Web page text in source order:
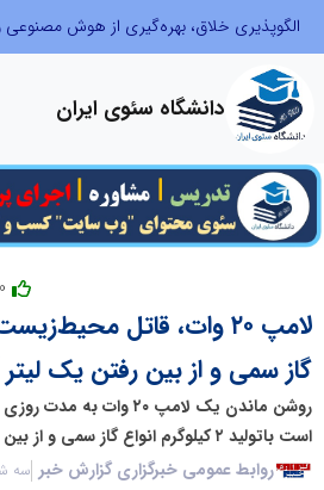
دانشگاه سئوی ایران
گاز سمی و از بین رفتن یک
است باتولید ۲ کیلوگرم انواع گاز سمی و از بین رفتن یک لیتر آب شیرین.
روابط عمومی خبرگزاری گزارش خبر سه شنبه 21